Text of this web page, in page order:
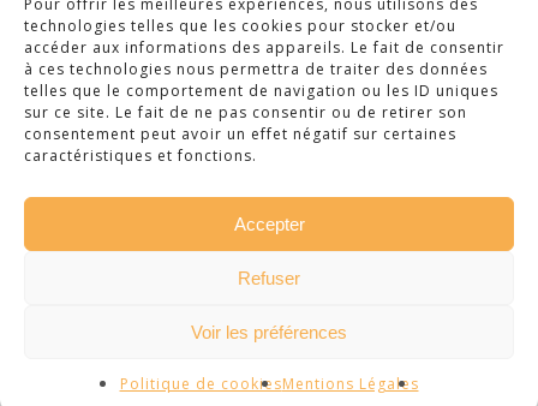
Pour offrir les meilleures expériences, nous utilisons des
technologies telles que les cookies pour stocker et/ou
accéder aux informations des appareils. Le fait de consentir
à ces technologies nous permettra de traiter des données
telles que le comportement de navigation ou les ID uniques
sur ce site. Le fait de ne pas consentir ou de retirer son
consentement peut avoir un effet négatif sur certaines
caractéristiques et fonctions.
Accepter
Refuser
Voir les préférences
Politique de cookiesMentions Légales
27 janvier 2020
La sophrologie en 6e
Dans le cadre de notre
projet autour du bien être,